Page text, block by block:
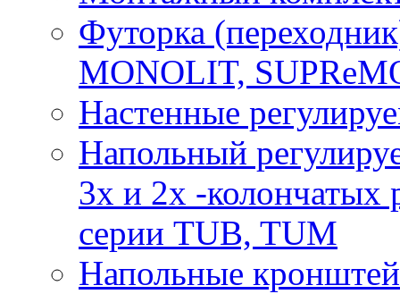
Футорка
MONOLIT,
Настенные
Напольный
3x и 2х -колончатых
серии TUB, TUM
Напольные